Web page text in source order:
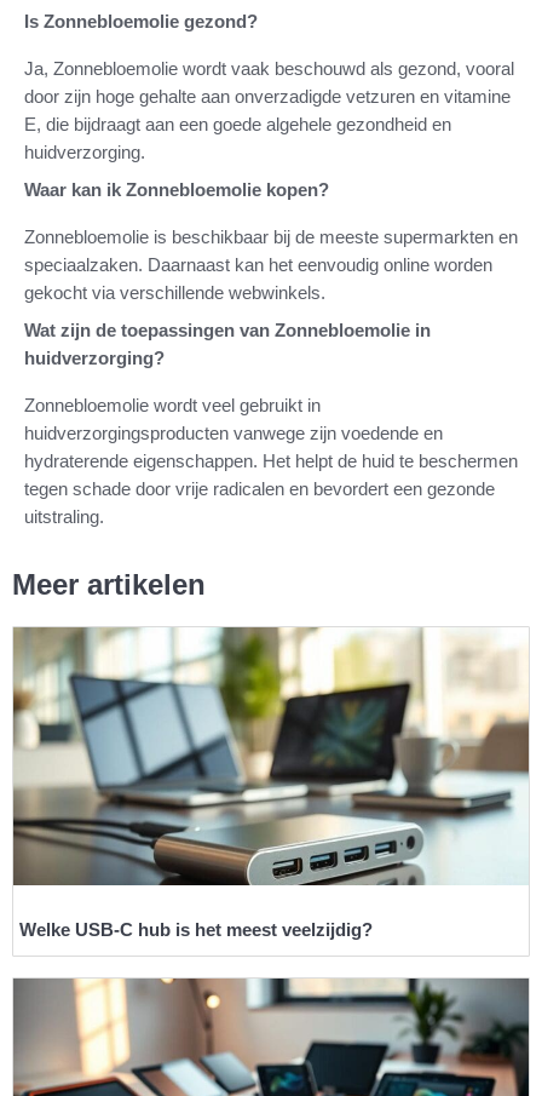
Is Zonnebloemolie gezond?
Ja, Zonnebloemolie wordt vaak beschouwd als gezond, vooral
door zijn hoge gehalte aan onverzadigde vetzuren en vitamine
E, die bijdraagt aan een goede algehele gezondheid en
huidverzorging.
Waar kan ik Zonnebloemolie kopen?
Zonnebloemolie is beschikbaar bij de meeste supermarkten en
speciaalzaken. Daarnaast kan het eenvoudig online worden
gekocht via verschillende webwinkels.
Wat zijn de toepassingen van Zonnebloemolie in
huidverzorging?
Zonnebloemolie wordt veel gebruikt in
huidverzorgingsproducten vanwege zijn voedende en
hydraterende eigenschappen. Het helpt de huid te beschermen
tegen schade door vrije radicalen en bevordert een gezonde
uitstraling.
Meer artikelen
Welke USB-C hub is het meest veelzijdig?